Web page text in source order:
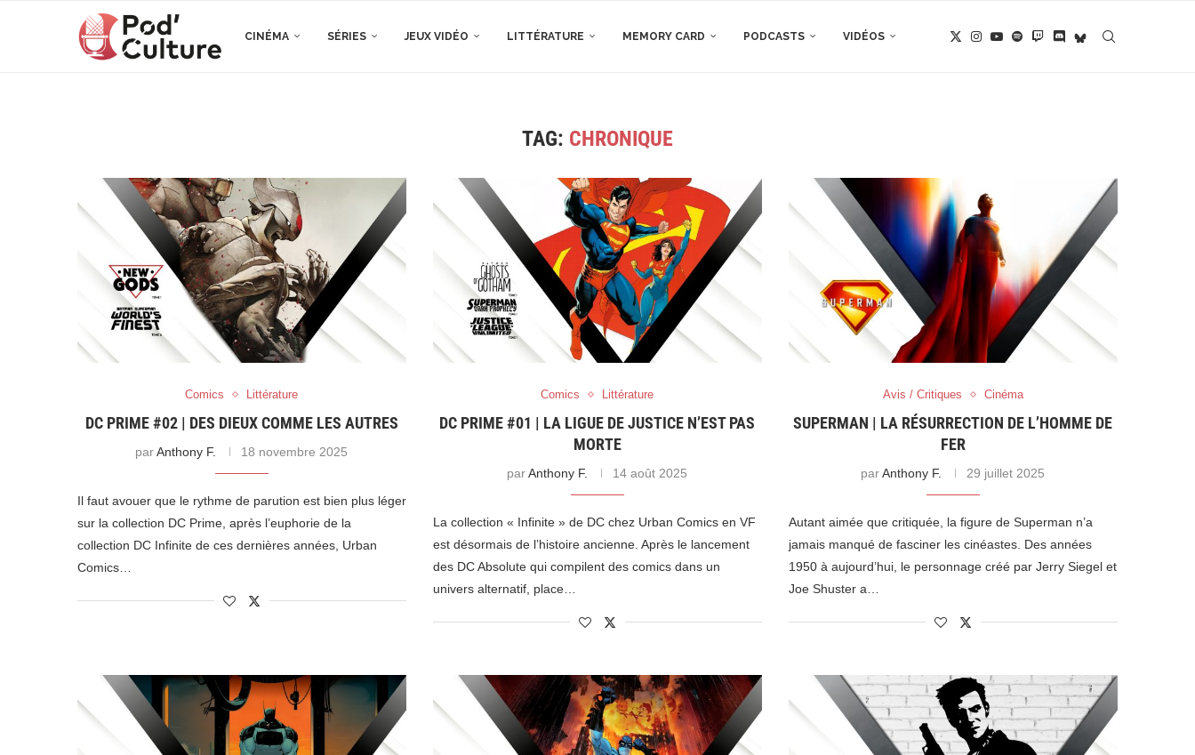
CINÉMA SÉRIES JEUX VIDÉO LITTÉRATURE MEMORY CARD PODCASTS VIDÉOS
TAG: CHRONIQUE
Comics Littérature
DC PRIME #02 | DES DIEUX COMME LES AUTRES
parAnthony F. 18 novembre 2025
Il faut avouer que le rythme de parution est bien plus léger
sur la collection DC Prime, après l’euphorie de la
collection DC Infinite de ces dernières années, Urban
Comics…
Comics Littérature
DC PRIME #01 | LA LIGUE DE JUSTICE N’EST PAS
MORTE
parAnthony F. 14 août 2025
La collection « Infinite » de DC chez Urban Comics en VF
est désormais de l’histoire ancienne. Après le lancement
des DC Absolute qui compilent des comics dans un
univers alternatif, place…
Avis / Critiques Cinéma
SUPERMAN | LA RÉSURRECTION DE L’HOMME DE
FER
parAnthony F. 29 juillet 2025
Autant aimée que critiquée, la figure de Superman n’a
jamais manqué de fasciner les cinéastes. Des années
1950 à aujourd’hui, le personnage créé par Jerry Siegel et
Joe Shuster a…